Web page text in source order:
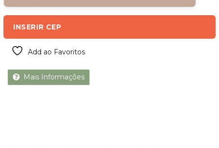
INSERIR CEP
Add ao Favoritos
Mais Informações